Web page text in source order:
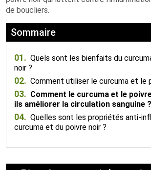
de boucliers.
Sommaire
01. Quels sont les bienfaits du
noir ?
02. Comment utiliser le curcuma et le
03. Comment le curcuma et le
ils améliorer la circulation sanguine ?
04. Quelles sont les propriétés anti-
curcuma et du poivre noir ?